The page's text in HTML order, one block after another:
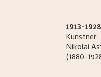
1913-
Kunstner
Nikolai
(1880-